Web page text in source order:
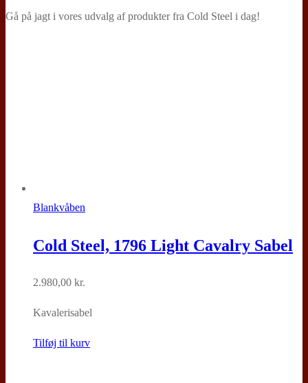
Gå på jagt i vores udvalg af produkter fra Cold Steel i dag!
Blankvåben
Cold Steel, 1796 Light Cavalry Sabel
2.980,00 kr.
Kavalerisabel
Tilføj til kurv